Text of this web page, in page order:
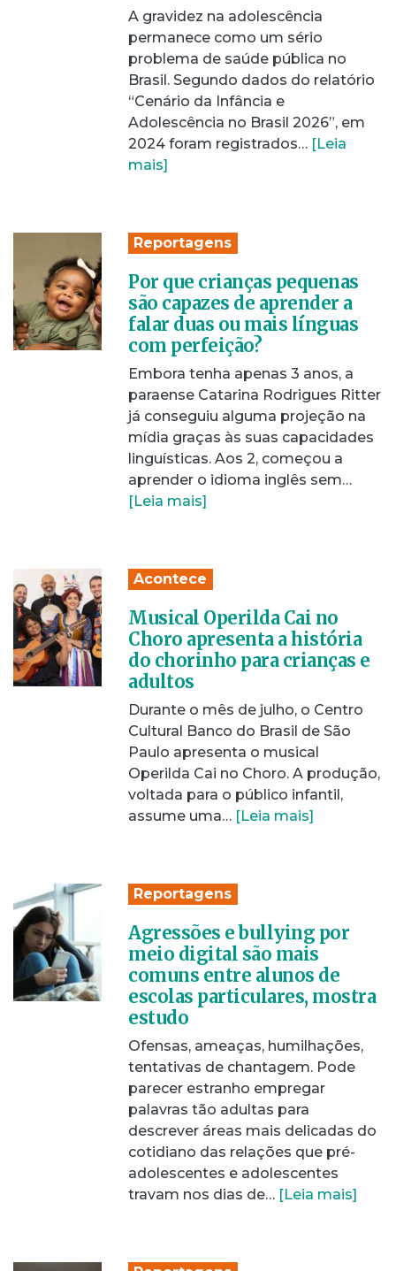
A gravidez na adolescência
permanece como um sério
problema de saúde pública no
Brasil. Segundo dados do relatório
“Cenário da Infância e
Adolescência no Brasil 2026”, em
2024 foram registrados… [Leia
mais]
Reportagens
Por que crianças pequenas
são capazes de aprender a
falar duas ou mais línguas
com perfeição?
Embora tenha apenas 3 anos, a
paraense Catarina Rodrigues Ritter
já conseguiu alguma projeção na
mídia graças às suas capacidades
linguísticas. Aos 2, começou a
aprender o idioma inglês sem…
[Leia mais]
Acontece
Musical Operilda Cai no
Choro apresenta a história
do chorinho para crianças e
adultos
Durante o mês de julho, o Centro
Cultural Banco do Brasil de São
Paulo apresenta o musical
Operilda Cai no Choro. A produção,
voltada para o público infantil,
assume uma… [Leia mais]
Reportagens
Agressões e bullying por
meio digital são mais
comuns entre alunos de
escolas particulares, mostra
estudo
Ofensas, ameaças, humilhações,
tentativas de chantagem. Pode
parecer estranho empregar
palavras tão adultas para
descrever áreas mais delicadas do
cotidiano das relações que pré-
adolescentes e adolescentes
travam nos dias de… [Leia mais]